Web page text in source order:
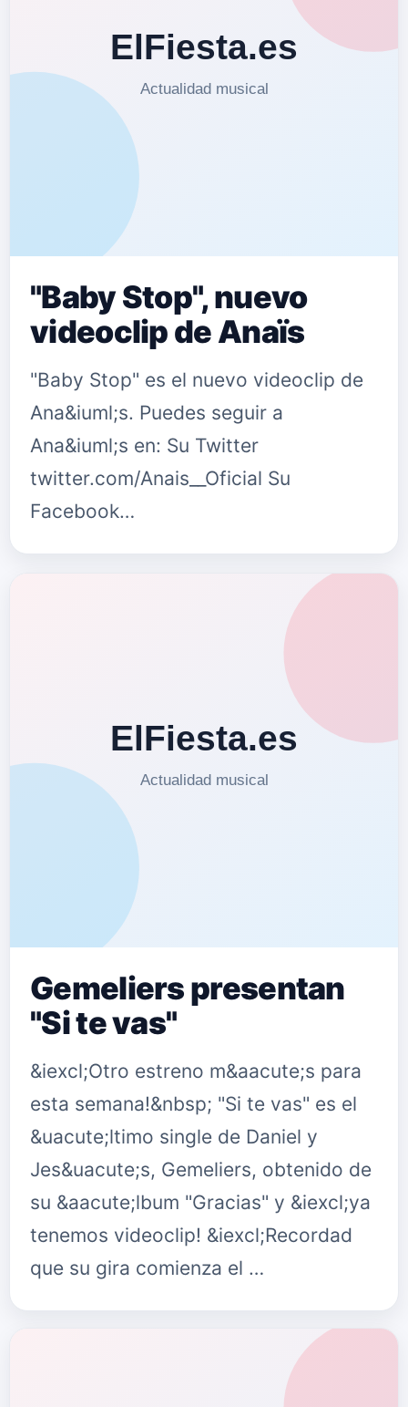
"Baby Stop", nuevo
videoclip de Anaïs
"Baby Stop" es el nuevo videoclip de
Ana&iuml;s. Puedes seguir a
Ana&iuml;s en: Su Twitter
twitter.com/Anais__Oficial Su
Facebook
Gemeliers presentan
"Si te vas"
&iexcl;Otro estreno m&aacute;s para
esta semana!&nbsp; "Si te vas" es el
&uacute;ltimo single de Daniel y
Jes&uacute;s, Gemeliers, obtenido de
su &aacute;lbum "Gracias" y &iexcl;ya
tenemos videoclip! &iexcl;Recordad
que su gira comienza el …